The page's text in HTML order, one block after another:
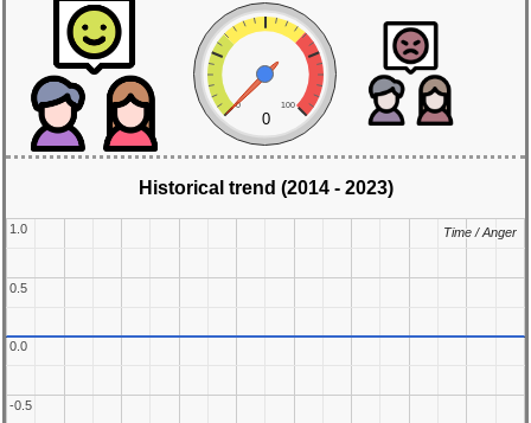
0 100
0
Historical trend (2014 - 2023)
-0.5
-0.5
0.0
0.0
0.5
0.5
1.0
1.0 Time / Anger
Time / Anger